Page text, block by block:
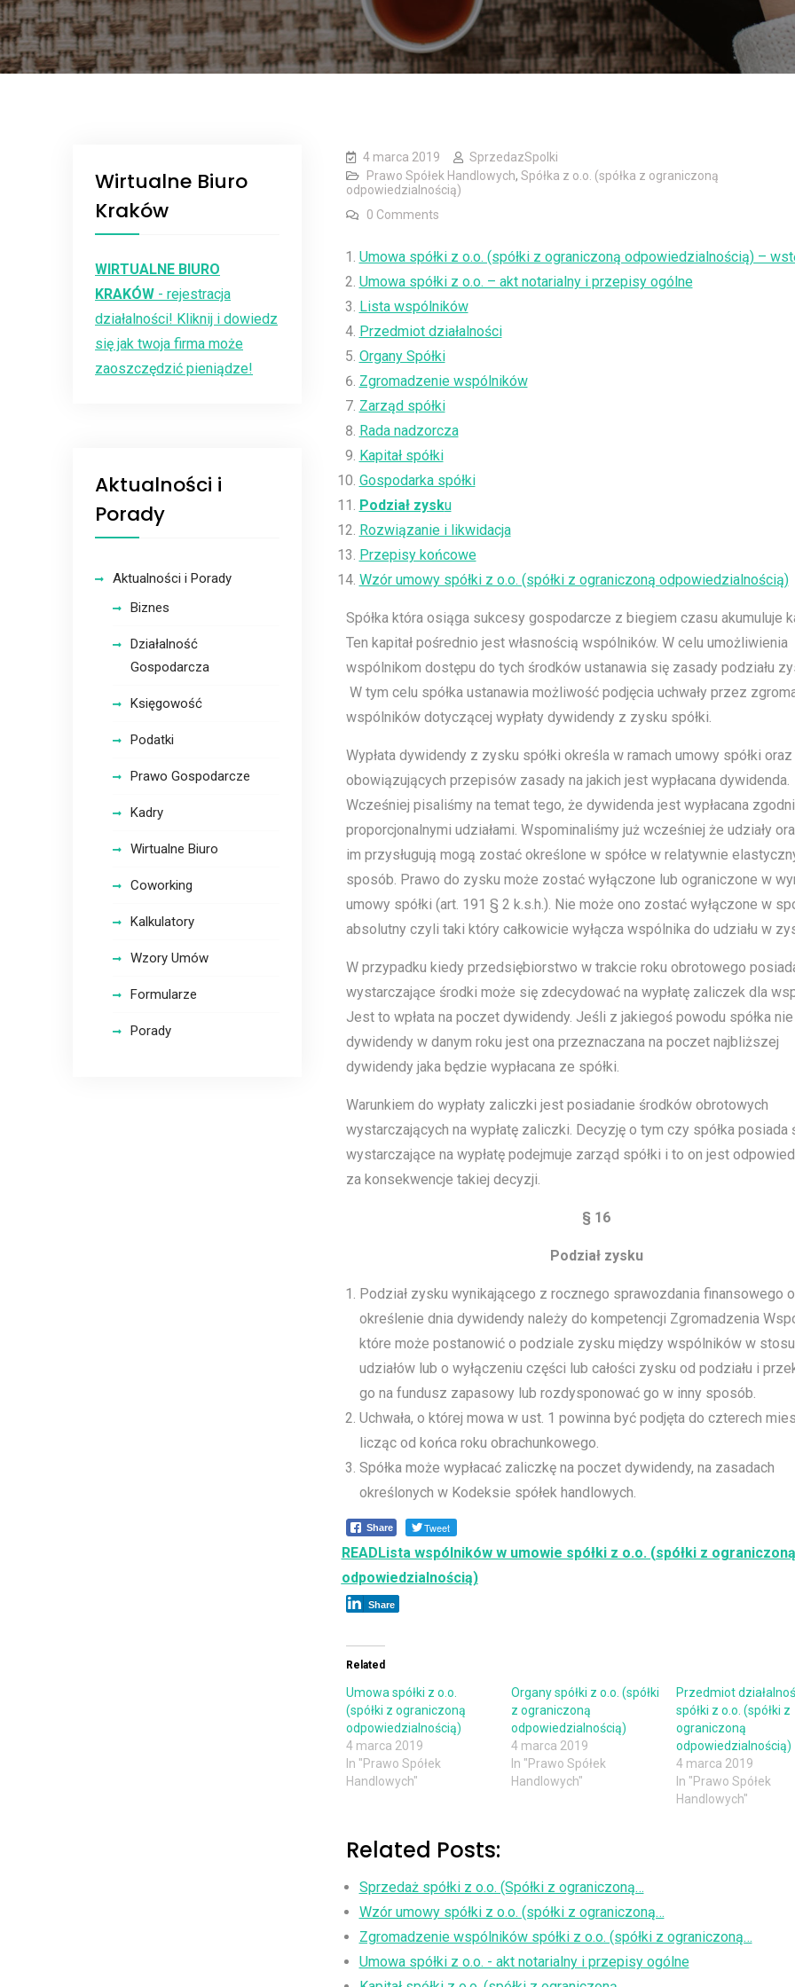
4 marca 2019
SprzedazSpolki
Prawo Spółek Handlowych, Spółka z o.o. (spółka z ograniczoną
odpowiedzialnością)
0 Comments
Umowa spółki z o.o. (spółki z ograniczoną odpowiedzialnością) –
Umowa spółki z o.o. – akt notarialny i przepisy ogólne
Lista wspólników
Przedmiot działalności
Organy Spółki
Zgromadzenie wspólników
Zarząd spółki
Rada nadzorcza
Kapitał spółki
Gospodarka spółki
Podział zysku
Rozwiązanie i likwidacja
Przepisy końcowe
Wzór umowy spółki z o.o. (spółki z ograniczoną odpowiedzialnością)
Spółka która osiąga sukcesy gospodarcze z biegiem czasu akumuluje
Ten kapitał pośrednio jest własnością wspólników. W celu umożliwienia
wspólnikom dostępu do tych środków ustanawia się zasady podziału
W tym celu spółka ustanawia możliwość podjęcia uchwały przez
wspólników dotyczącej wypłaty dywidendy z zysku spółki.
Wypłata dywidendy z zysku spółki określa w ramach umowy spółki oraz
obowiązujących przepisów zasady na jakich jest wypłacana dywidenda.
Wcześniej pisaliśmy na temat tego, że dywidenda jest wypłacana
proporcjonalnymi udziałami. Wspominaliśmy już wcześniej że udziały
im przysługują mogą zostać określone w spółce w relatywnie
sposób. Prawo do zysku może zostać wyłączone lub ograniczone w
umowy spółki (art. 191 § 2 k.s.h.). Nie może ono zostać wyłączone w
absolutny czyli taki który całkowicie wyłącza wspólnika do udziału w
W przypadku kiedy przedsiębiorstwo w trakcie roku obrotowego
wystarczające środki może się zdecydować na wypłatę zaliczek dla
Jest to wpłata na poczet dywidendy. Jeśli z jakiegoś powodu spółka nie
dywidendy w danym roku jest ona przeznaczana na poczet najbliższej
dywidendy jaka będzie wypłacana ze spółki.
Warunkiem do wypłaty zaliczki jest posiadanie środków obrotowych
wystarczających na wypłatę zaliczki. Decyzję o tym czy spółka posiada
wystarczające na wypłatę podejmuje zarząd spółki i to on jest
za konsekwencje takiej decyzji.
§ 16
Podział zysku
Podział zysku wynikającego z rocznego sprawozdania finansowego
określenie dnia dywidendy należy do kompetencji Zgromadzenia
które może postanowić o podziale zysku między wspólników w
udziałów lub o wyłączeniu części lub całości zysku od podziału i
go na fundusz zapasowy lub rozdysponować go w inny sposób.
Uchwała, o której mowa w ust. 1 powinna być podjęta do czterech
licząc od końca roku obrachunkowego.
Spółka może wypłacać zaliczkę na poczet dywidendy, na zasadach
określonych w Kodeksie spółek handlowych.
Share Tweet
READLista wspólników w umowie spółki z o.o. (spółki z ograniczoną
odpowiedzialnością)
Share
Related
Umowa spółki z o.o.
(spółki z ograniczoną
odpowiedzialnością)
4 marca 2019
In "Prawo Spółek
Handlowych"
Organy spółki z o.o. (spółki
z ograniczoną
odpowiedzialnością)
4 marca 2019
In "Prawo Spółek
Handlowych"
Przedmiot
spółki z o.o. (spółki z
ograniczoną
odpowiedzialnością)
4 marca 2019
In "Prawo Spółek
Handlowych"
Related Posts:
Sprzedaż spółki z o.o. (Spółki z ograniczoną…
Wzór umowy spółki z o.o. (spółki z ograniczoną…
Zgromadzenie wspólników spółki z o.o. (spółki z ograniczoną…
Umowa spółki z o.o. - akt notarialny i przepisy ogólne
Wirtualne Biuro
Kraków
WIRTUALNE BIURO
KRAKÓW - rejestracja
działalności! Kliknij i dowiedz
się jak twoja firma może
zaoszczędzić pieniądze!
Aktualności i
Porady
Aktualności i Porady
Biznes
Działalność
Gospodarcza
Księgowość
Podatki
Prawo Gospodarcze
Kadry
Wirtualne Biuro
Coworking
Kalkulatory
Wzory Umów
Formularze
Porady